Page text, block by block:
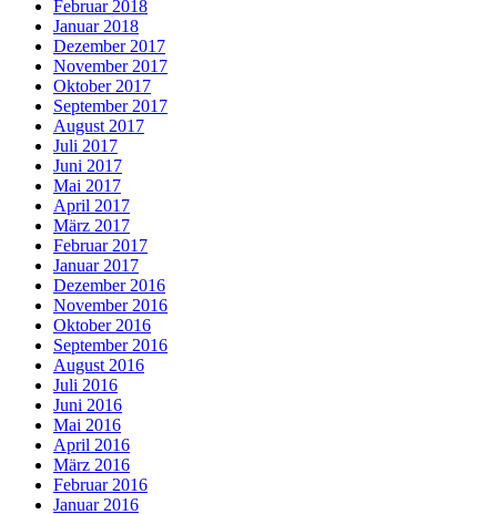
Februar 2018
Januar 2018
Dezember 2017
November 2017
Oktober 2017
September 2017
August 2017
Juli 2017
Juni 2017
Mai 2017
April 2017
März 2017
Februar 2017
Januar 2017
Dezember 2016
November 2016
Oktober 2016
September 2016
August 2016
Juli 2016
Juni 2016
Mai 2016
April 2016
März 2016
Februar 2016
Januar 2016